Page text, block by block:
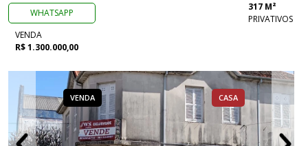
WHATSAPP
317 M²
PRIVATIVOS
VENDA
R$ 1.300.000,00
VENDA CASA